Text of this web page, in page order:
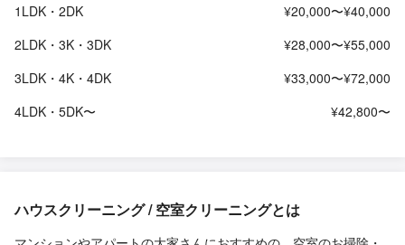
1LDK・2DK
¥20,000〜¥40,000
2LDK・3K・3DK
¥28,000〜¥55,000
3LDK・4K・4DK
¥33,000〜¥72,000
4LDK・5DK〜
¥42,800〜
ハウスクリーニング / 空室クリーニングとは